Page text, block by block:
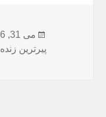
ارسال
شده
می 31, 2016
پیرترین زنده